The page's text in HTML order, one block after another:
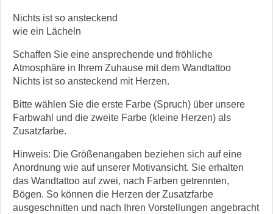
Nichts ist so ansteckend
wie ein Lächeln
Schaffen Sie eine ansprechende und fröhliche
Atmosphäre in Ihrem Zuhause mit dem Wandtattoo
Nichts ist so ansteckend mit Herzen.
Bitte wählen Sie die erste Farbe (Spruch) über unsere
Farbwahl und die zweite Farbe (kleine Herzen) als
Zusatzfarbe.
Hinweis: Die Größenangaben beziehen sich auf eine
Anordnung wie auf unserer Motivansicht. Sie erhalten
das Wandtattoo auf zwei, nach Farben getrennten,
Bögen. So können die Herzen der Zusatzfarbe
ausgeschnitten und nach Ihren Vorstellungen angebracht